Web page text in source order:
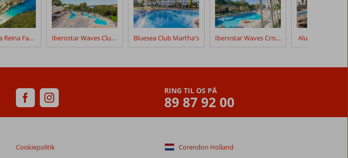
Blau Punta Reina Family Resort Iberostar Waves Club Cala Barca Bluesea Club Martha's Iberostar Waves Cristina Alua Suites Las
RING TIL OS PÅ
89 87 92 00
Cookiepolitik
Corendon Holland